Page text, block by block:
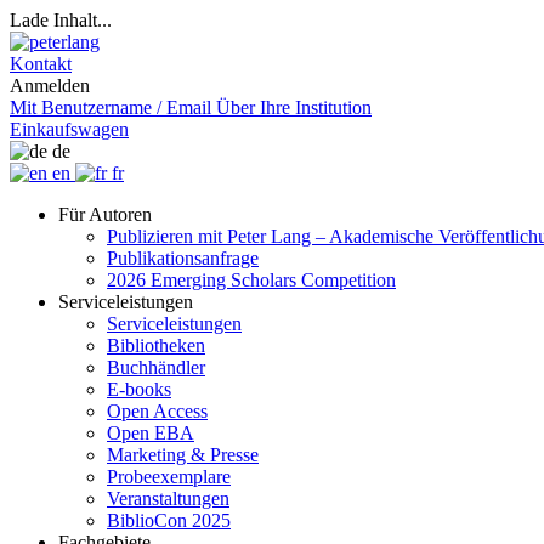
Lade Inhalt...
Kontakt
Anmelden
Mit Benutzername / Email Über Ihre Institution
Einkaufswagen
de
en
fr
Für Autoren
Publizieren mit Peter Lang – Akademische
Publikationsanfrage
2026 Emerging Scholars Competition
Serviceleistungen
Serviceleistungen
Bibliotheken
Buchhändler
E-books
Open Access
Open EBA
Marketing & Presse
Probeexemplare
Veranstaltungen
BiblioCon 2025